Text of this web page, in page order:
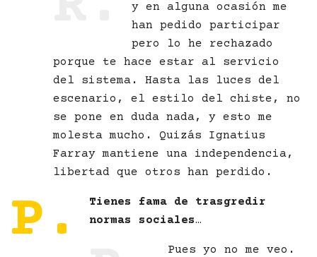
y en alguna ocasión me
han pedido participar
pero lo he rechazado
porque te hace estar al servicio
del sistema. Hasta las luces del
escenario, el estilo del chiste, no
se pone en duda nada, y esto me
molesta mucho. Quizás Ignatius
Farray mantiene una independencia,
libertad que otros han perdido.
P.
Tienes fama de trasgredir
normas sociales…
Pues yo no me veo.